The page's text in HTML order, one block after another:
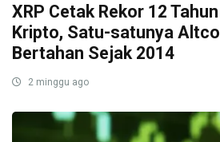
XRP Cetak Rekor 12
Kripto, Satu-satunya
Bertahan Sejak 2014
2 minggu ago